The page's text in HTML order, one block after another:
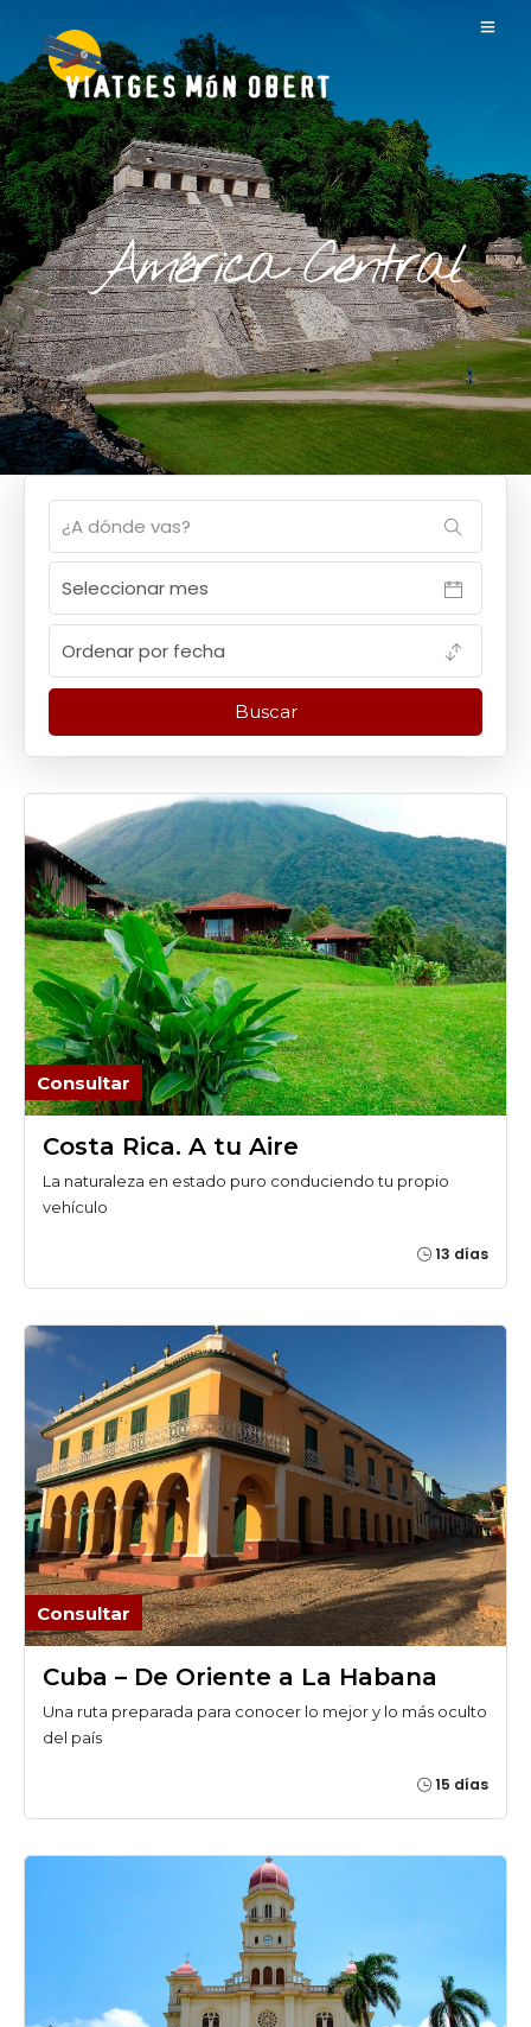
América Central
Consultar
Costa Rica. A tu Aire
La naturaleza en estado puro conduciendo tu propio
vehículo
13 días
Consultar
Cuba – De Oriente a La Habana
Una ruta preparada para conocer lo mejor y lo más oculto
del país
15 días